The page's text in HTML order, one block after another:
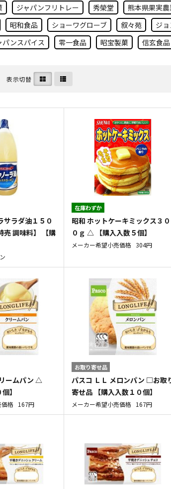
ジャパンフリトレー 秀榮堂 熊本県果実農
昭和食品 ショーワグローブ 叙々苑 ジ
パンスパイス 零一食品 昭宝製菓 信玄食品
表示切替
サラダ油１５０
売 調味料】 【購
在庫わずか
昭和 ホットケーキミックス３０
０ｇ △ 【購入入数５個】
メーカー希望小売価格 304円
ームパン △
】
格 167円
お取り寄せ品
パスコ ＬＬ メロンパン □お取
寄せ品 【購入入数１０個】
メーカー希望小売価格 167円